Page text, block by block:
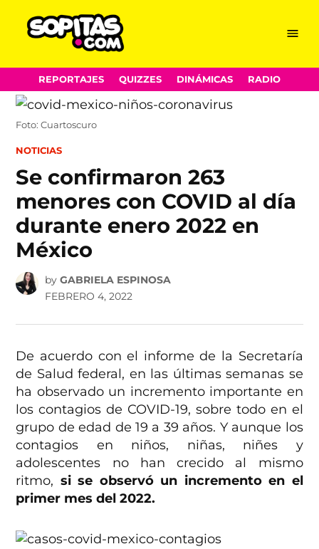
Skip
to
content
Menu
REPORTAJES QUIZZES DINÁMICAS RADIO
Foto: Cuartoscuro
POSTED
NOTICIAS
Se confirmaron 263
menores con COVID al día
durante enero 2022 en
México
by GABRIELA ESPINOSA
FEBRERO 4, 2022
De acuerdo con el informe de la Secretaría
de Salud federal, en las últimas semanas se
ha observado un incremento importante en
los contagios de COVID-19, sobre todo en el
grupo de edad de 19 a 39 años. Y aunque los
contagios en niños, niñas, niñes y
adolescentes no han crecido al mismo
ritmo, si se observó un incremento en el
primer mes del 2022.